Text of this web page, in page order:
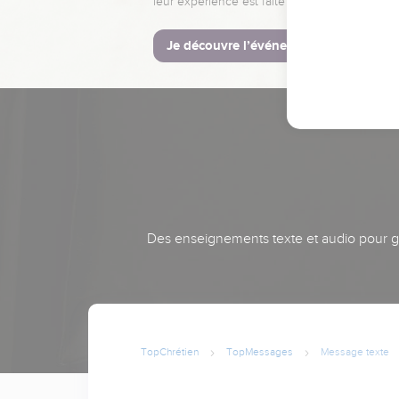
Je découvre l’événement
Des enseignements texte et audio pour
TopChrétien TopMessages Message texte